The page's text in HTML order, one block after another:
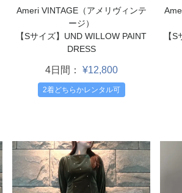
Ameri VINTAGE（アメリヴィンテ
ージ）
【Sサイズ】UND WILLOW PAINT
DRESS
4日間： ¥12,800
2着どちらかレンタル可
【